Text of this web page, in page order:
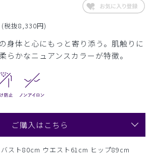
(税抜8,330円)
身体と心にもっと寄り添う。肌触りに
らかなニュアンスカラーが特徴。
ご購入はこちら
スト80cm ウエスト61cm ヒップ89cm